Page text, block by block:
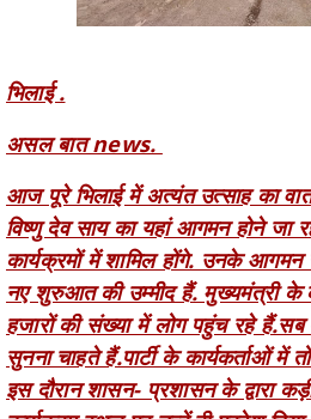
असल बात news.
विष्णु देव साय का यहां आगमन होने जा
कार्यक्रमों में शामिल होंगे. उनके आगमन
नए शुरुआत की उम्मीद हैं. मुख्यमंत्री के
हजारों की संख्या में लोग पहुंच रहे
सुनना चाहते हैं.पार्टी के कार्यकर्ताओं में
इस दौरान शासन- प्रशासन के द्वारा
कार्यक्रम स्थल पर उन्हें ही प्रवेश दिया
जारी किया गया है.